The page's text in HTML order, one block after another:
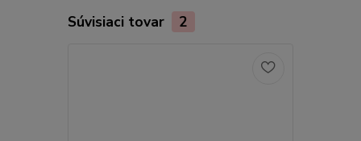
Súvisiaci tovar 2